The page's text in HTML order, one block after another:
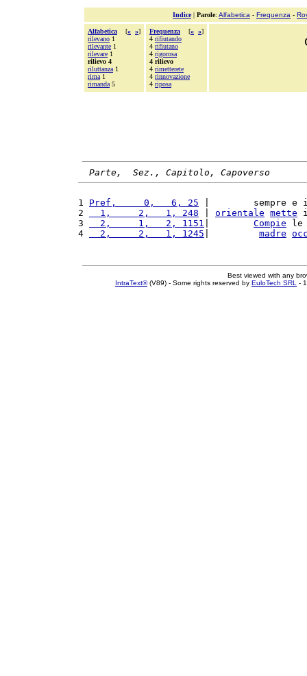
Indice| Parole: Alfabetica - Frequenza -
Alfabetica [« »]
rilevano 1
rilevante 1
rilevare 1
rilievo 4
riluttanza 1
rima 1
rimanda 5
Frequenza [« »]
4 rifiutando
4 rifiutano
4 rigorosa
4 rilievo
4 rimetterete
4 rinnovazione
4 riposa
Parte,  Sez., Capitolo, Capoverso
1 Pref,     0,   6, 25 |        sempre e
2
  1,     2,   1, 248
orientale mette
3
  2,     1,   2, 1151
Compie
4
  2,     2,   1, 1245
madre
Best viewed with any
IntraText®(V89) - Some rights reserved by EuloTech SRL -